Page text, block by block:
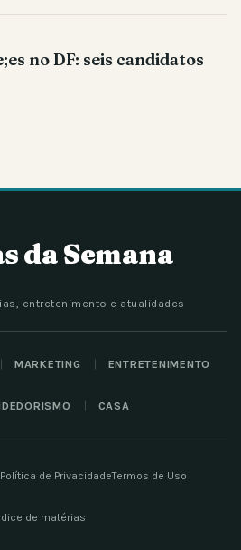
no DF: seis candidatos
da Semana
entretenimento e atualidades
MARKETING ENTRETENIMENTO
CASA
Política de PrivacidadeTermos de Uso
de matérias